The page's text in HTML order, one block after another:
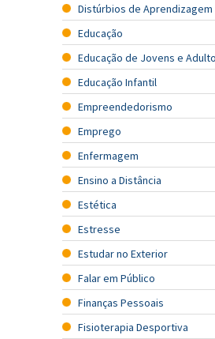
Distúrbios de Aprendizagem
Educação
Educação de Jovens e
Educação Infantil
Empreendedorismo
Emprego
Enfermagem
Ensino a Distância
Estética
Estresse
Estudar no Exterior
Falar em Público
Finanças Pessoais
Fisioterapia Desportiva